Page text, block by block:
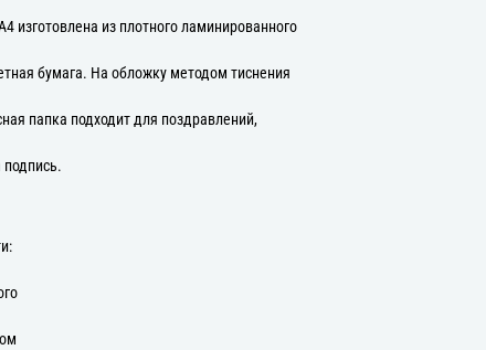
изготовлена из плотного ламинированного
бумага. На обложку методом тиснения
папка подходит для поздравлений,